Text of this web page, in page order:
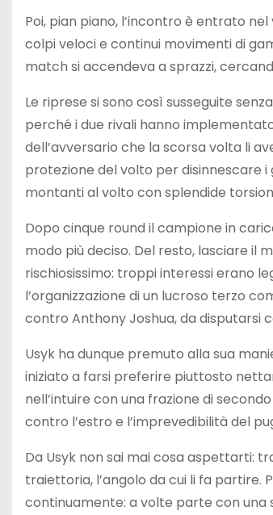
Poi, pian piano, l’incontro è entrato
colpi veloci e continui movimenti di
match si accendeva a sprazzi,
Le riprese si sono così susseguite
perché i due rivali hanno
dell’avversario che la scorsa volta li
protezione del volto per disinnescare i
montanti al volto con splendide
Dopo cinque round il campione in
modo più deciso. Del resto, lasciare il
rischiosissimo: troppi interessi erano
l’organizzazione di un lucroso terzo
contro Anthony Joshua, da disputarsi
Usyk ha dunque premuto alla sua
iniziato a farsi preferire piuttosto
nell’intuire con una frazione di
contro l’estro e l’imprevedibilità del
Da Usyk non sai mai cosa aspettarti:
traiettoria, l’angolo da cui li fa partire.
continuamente: a volte parte con una